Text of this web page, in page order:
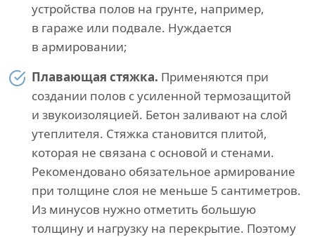
устройства полов на грунте, например,
в гараже или подвале. Нуждается
в армировании;
Плавающая стяжка. Применяются при
создании полов с усиленной термозащитой
и звукоизоляцией. Бетон заливают на слой
утеплителя. Стяжка становится плитой,
которая не связана с основой и стенами.
Рекомендовано обязательное армирование
при толщине слоя не меньше 5 сантиметров.
Из минусов нужно отметить большую
толщину и нагрузку на перекрытие. Поэтому